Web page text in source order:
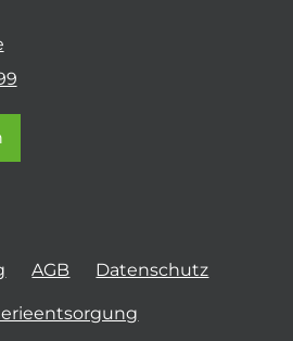
AGB Datenschutz